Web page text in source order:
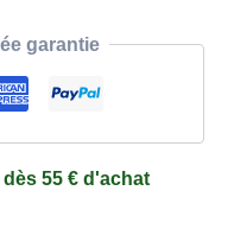
garantie
55 € d'achat